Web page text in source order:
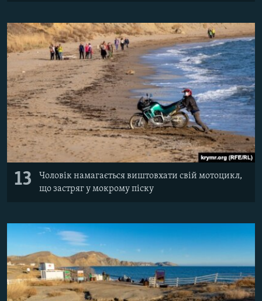
13
Чоловік намагається виштовхати свій мотоцикл,
що застряг у мокрому піску